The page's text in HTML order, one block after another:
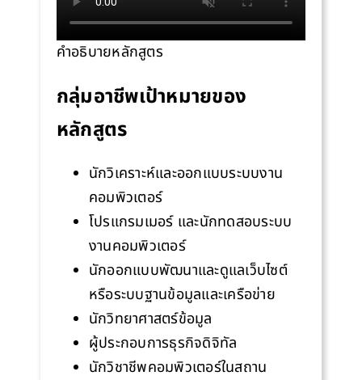
คำอธิบายหลักสูตร
กลุ่มอาชีพเป้าหมายของ
หลักสูตร
นักวิเคราะห์และออกแบบระบบงาน
คอมพิวเตอร์
โปรแกรมเมอร์ และนักทดสอบระบบ
งานคอมพิวเตอร์
นักออกแบบพัฒนาและดูแลเว็บไซต์
หรือระบบฐานข้อมูลและเครือข่าย
นักวิทยาศาสตร์ข้อมูล
ผู้ประกอบการธุรกิจดิจิทัล
นักวิชาชีพคอมพิวเตอร์ในสถาน